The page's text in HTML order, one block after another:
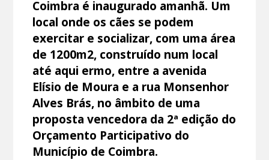
Coimbra é inaugurado amanhã. Um
local onde os cães se podem
exercitar e socializar, com uma área
de 1200m2, construído num local
até aqui ermo, entre a avenida
Elísio de Moura e a rua Monsenhor
Alves Brás, no âmbito de uma
proposta vencedora da 2ª edição do
Orçamento Participativo do
Município de Coimbra.